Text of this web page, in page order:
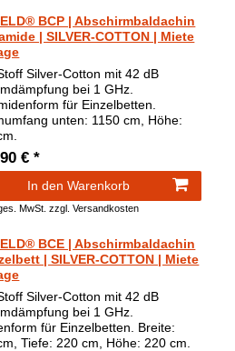
BCP | Abschirmbaldachin
| SILVER-COTTON | Miete
Silver-Cotton mit 42 dB
bei 1 GHz.
für Einzelbetten.
unten: 1150 cm, Höhe:
€ *
In den Warenkorb
MwSt. zzgl.Versandkosten
BCE | Abschirmbaldachin
| SILVER-COTTON | Miete
Silver-Cotton mit 42 dB
bei 1 GHz.
für Einzelbetten. Breite:
Tiefe: 220 cm, Höhe: 220 cm.